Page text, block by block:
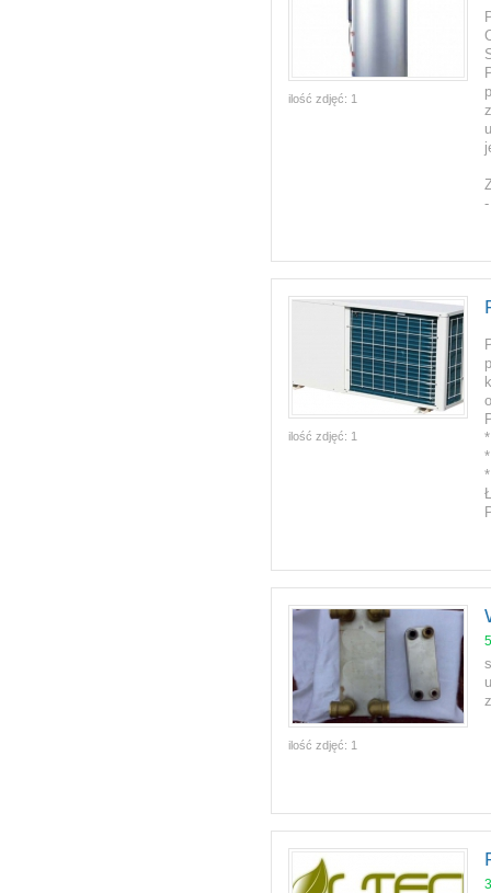
ilość zdjęć: 1
ilość zdjęć: 1
ilość zdjęć: 1